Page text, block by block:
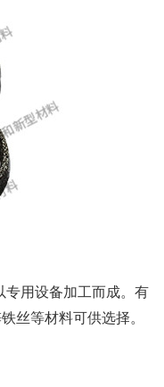
专用设备加工而成。有
丝等材料可供选择。